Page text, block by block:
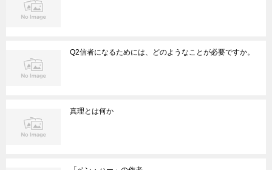
Q2信者になるためには、どのようなことが必要ですか。
真理とは何か